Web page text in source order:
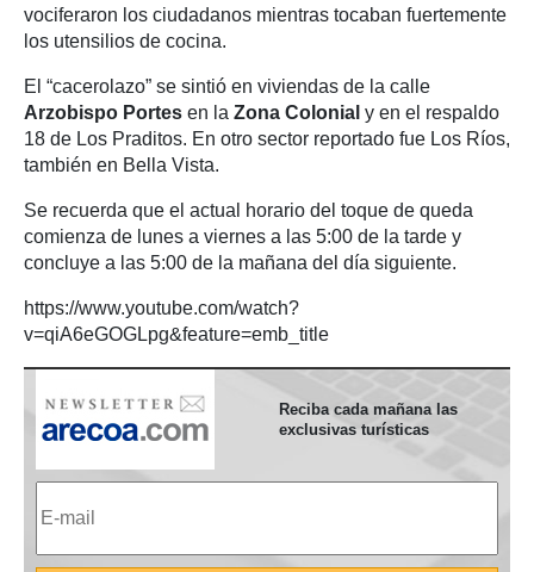
vociferaron los ciudadanos mientras tocaban fuertemente
los utensilios de cocina.
El “cacerolazo” se sintió en viviendas de la calle
Arzobispo Portes en la Zona Colonial y en el respaldo
18 de Los Praditos. En otro sector reportado fue Los Ríos,
también en Bella Vista.
Se recuerda que el actual horario del toque de queda
comienza de lunes a viernes a las 5:00 de la tarde y
concluye a las 5:00 de la mañana del día siguiente.
https://www.youtube.com/watch?
v=qiA6eGOGLpg&feature=emb_title
Reciba cada mañana las
exclusivas turísticas